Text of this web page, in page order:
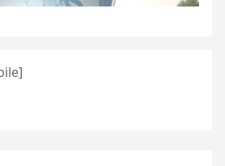
海外「コーヒー1杯が6ドルって何なんだ、レシートを二度見した」値上げで買うのをやめたもの…